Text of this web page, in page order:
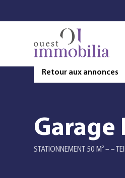
Retour aux annonces
Garage
STATIONNEMENT 50 M² – –